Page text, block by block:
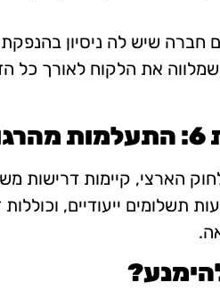
חברה שיש לה ניסיון
את הלקוח לאורך כל
הארצי, קיימות דרישות
תשלומים ייעודיים,